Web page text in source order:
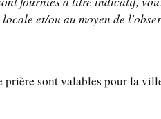
locale et/ou au moyen de
prière sont valables pour la